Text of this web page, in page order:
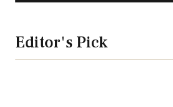
Editor's Pick